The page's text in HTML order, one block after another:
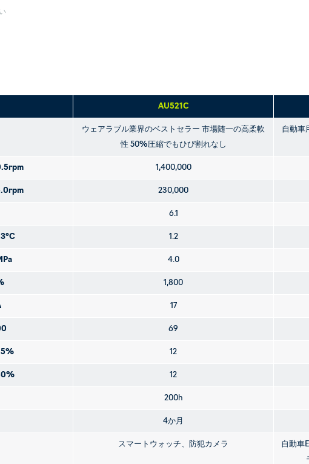
AU521C
ウェアラブル業界のベストセラー 市場随一の高柔軟
性 50%圧縮でもひび割れなし
自動車
1,400,000
230,000
6.1
1.2
4.0
1,800
17
69
12
12
200h
4か月
スマートウォッチ、防犯カメラ
自動車